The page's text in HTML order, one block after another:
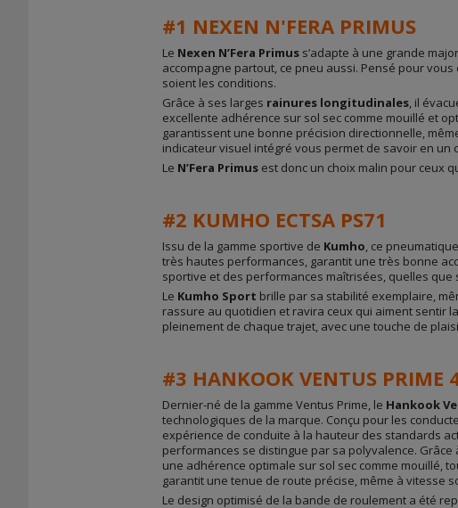
#1 NEXEN N'FERA PRIMUS
Le Nexen N’Fera Primus s’adapte à une grande
accompagne partout, ce pneu aussi. Pensé pour
soient les conditions.
Grâce à ses larges rainures longitudinales , il
excellente adhérence sur sol sec comme mouillé et
garantissent une bonne précision directionnelle,
indicateur visuel intégré vous permet de savoir en
Le N’Fera Primus est donc un choix malin pour ceux
#2 KUMHO ECTSA PS71
Issu de la gamme sportive de Kumho , ce
très hautes performances, garantit une très bonne
sportive et des performances maîtrisées, quelles que
Le Kumho Sport brille par sa stabilité exemplaire,
rassure au quotidien et ravira ceux qui aiment sentir
pleinement de chaque trajet, avec une touche de
#3 HANKOOK VENTUS PRIME
Dernier-né de la gamme Ventus Prime, le Hankook
technologiques de la marque. Conçu pour les
expérience de conduite à la hauteur des standards
performances se distingue par sa polyvalence. Grâce
une adhérence optimale sur sol sec comme mouillé,
garantit une tenue de route précise, même à vitesse
Le design optimisé de la bande de roulement a été